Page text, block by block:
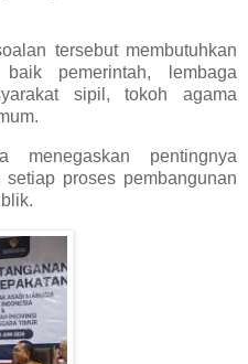
tersebut membutuhkan
pemerintah, lembaga
sipil, tokoh agama
menegaskan pentingnya
proses pembangunan